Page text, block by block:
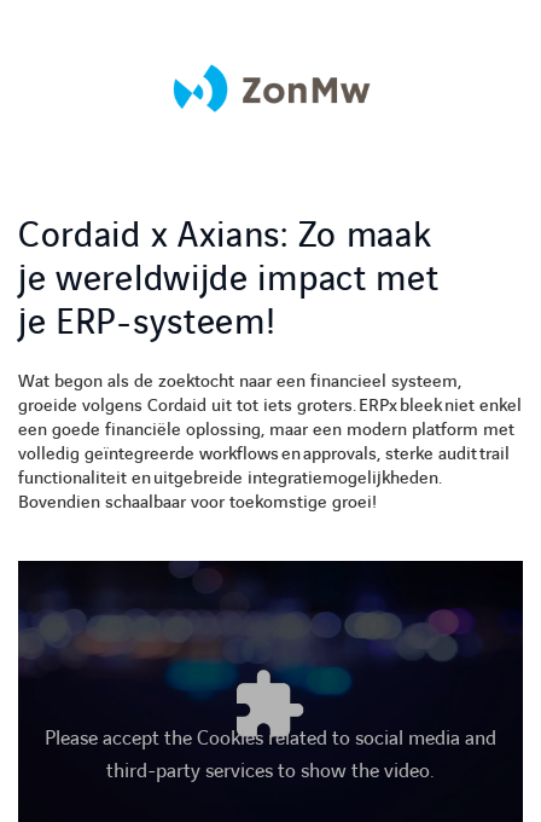
Cordaid x Axians: Zo maak
je wereldwijde impact met
je ERP-systeem!
Wat begon als de zoektocht naar een financieel systeem,
groeide volgens Cordaid uit tot iets groters.ERPxbleekniet enkel
een goede financiële oplossing, maar een modern platform met
volledig geïntegreerde workflowsenapprovals, sterke audittrail
functionaliteit enuitgebreide integratiemogelijkheden.
Bovendien schaalbaar voor toekomstige groei!
Please accept the Cookies related to social media and
third-party services to show the video.